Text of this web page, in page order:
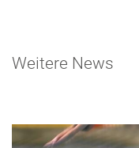
Weitere News